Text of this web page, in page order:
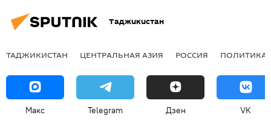
Таджикистан
ТАДЖИКИСТАН ЦЕНТРАЛЬНАЯ АЗИЯ РОССИЯ ПОЛИТИКА
Макс Telegram Дзен VK